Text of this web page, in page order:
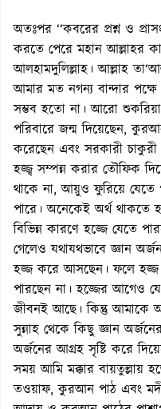
অতঃপর ‘‘কবরের প্রশ্ন ও
করতে পেরে মহান আল্লাহর
আলহামদুলিল্লাহ। আল্লাহ
আমার মত নগন্য বান্দার
সম্ভব হতো না। আরো
পরিবারে জন্ম দিয়েছেন,
করেছেন এবং সরকারী
হজ্জ্ব সম্পন্ন করার তৌফিক
থাকে না, আয়ুও ফুরিয়ে যেতে
পারে। অনেকেই অর্থ থাকতে
বিভিন্ন কারণে হজ্জে যেতে
গেলেও যথাযথভাবে জ্ঞান
হজ্জ করে আসছেন। ফলে
পারছেন না। হজ্জের আগেও
জীবনই আছে। কিন্তু আমাকে
সুন্নাহ থেকে কিছু জ্ঞান
অর্জনের আগ্রহ সৃষ্টি করে
সময় আমি মক্কার বায়তুল্লায়
তওয়াফ, কুরআন পাঠ এবং